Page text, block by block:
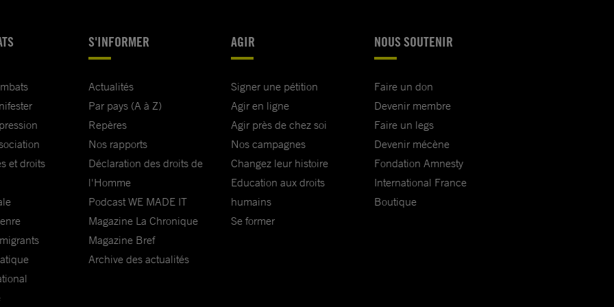
en
face
;
les
par
et droits
S'INFORMER
Actualités
Par pays (A à Z)
Repères
Nos rapports
Déclaration des droits de
l'Homme
Podcast WE MADE IT
Magazine La Chronique
Magazine Bref
Archive des actualités
AGIR
Signer une pétition
Agir en ligne
Agir près de chez soi
Nos campagnes
Changez leur histoire
Education aux droits
humains
Se former
NOUS SOUTENIR
Faire un don
Devenir membre
Faire un legs
Devenir mécène
Fondation Amnesty
International France
Boutique